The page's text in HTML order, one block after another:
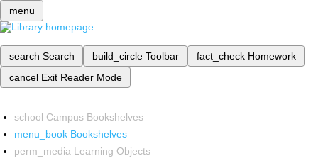
menu
search Search build_circle Toolbar fact_check Homework
cancel Exit Reader Mode
school Campus Bookshelves
menu_book Bookshelves
perm_media Learning Objects